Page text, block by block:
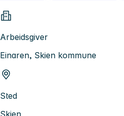
Arbeidsgiver
Einaren, Skien kommune
Sted
Skien